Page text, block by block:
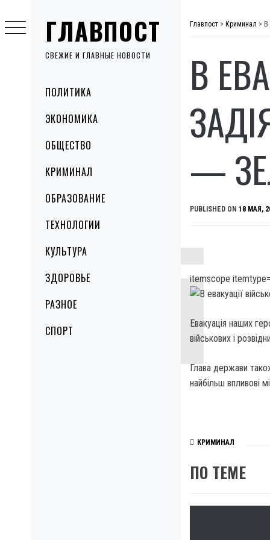
ГЛАВПОСТ
СВЕЖИЕ И ГЛАВНЫЕ НОВОСТИ
MenuПОЛИТИКА
ЭКОНОМИКА
ОБЩЕСТВО
КРИМИНАЛ
ОБРАЗОВАНИЕ
ТЕХНОЛОГИИ
КУЛЬТУРА
ЗДОРОВЬЕ
РАЗНОЕ
СПОРТ
to
content
Главпост > Криминал > В
В
—
PUBLISHED ON 18 МАЯ,
itemscope
Евакуація наших
військових і
Глава держави
найбільш впливові
КРИМИНАЛ
ПО ТЕМЕ